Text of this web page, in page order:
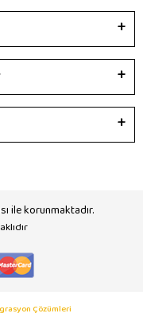
ile korunmaktadır.
Çözümleri